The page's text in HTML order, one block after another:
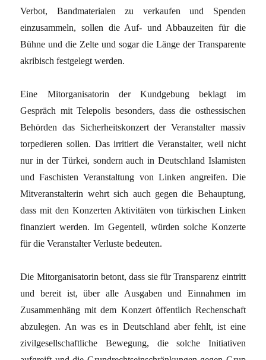
Verbot, Bandmaterialen zu verkaufen und Spenden
einzusammeln, sollen die Auf- und Abbauzeiten für die
Bühne und die Zelte und sogar die Länge der Transparente
akribisch festgelegt werden.
Eine Mitorganisatorin der Kundgebung beklagt im
Gespräch mit Telepolis besonders, dass die osthessischen
Behörden das Sicherheitskonzert der Veranstalter massiv
torpedieren sollen. Das irritiert die Veranstalter, weil nicht
nur in der Türkei, sondern auch in Deutschland Islamisten
und Faschisten Veranstaltung von Linken angreifen. Die
Mitveranstalterin wehrt sich auch gegen die Behauptung,
dass mit den Konzerten Aktivitäten von türkischen Linken
finanziert werden. Im Gegenteil, würden solche Konzerte
für die Veranstalter Verluste bedeuten.
Die Mitorganisatorin betont, dass sie für Transparenz eintritt
und bereit ist, über alle Ausgaben und Einnahmen im
Zusammenhäng mit dem Konzert öffentlich Rechenschaft
abzulegen. An was es in Deutschland aber fehlt, ist eine
zivilgesellschaftliche Bewegung, die solche Initiativen